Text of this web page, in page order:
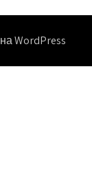
WordPress